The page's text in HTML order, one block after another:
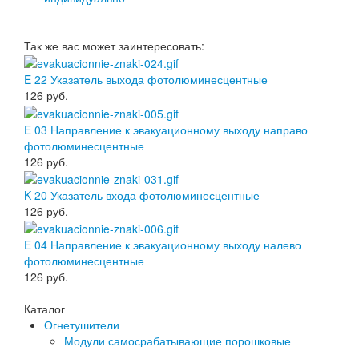
Так же вас может заинтересовать:
E 22 Указатель выхода фотолюминесцентные
126 руб.
E 03 Направление к эвакуационному выходу направо
фотолюминесцентные
126 руб.
K 20 Указатель входа фотолюминесцентные
126 руб.
E 04 Направление к эвакуационному выходу налево
фотолюминесцентные
126 руб.
Каталог
Огнетушители
Модули самосрабатывающие порошковые